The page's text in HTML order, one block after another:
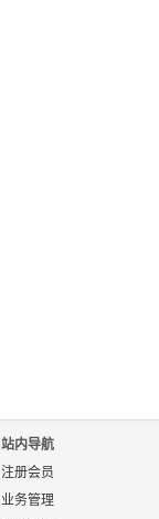
站内导航
注册会员
业务管理